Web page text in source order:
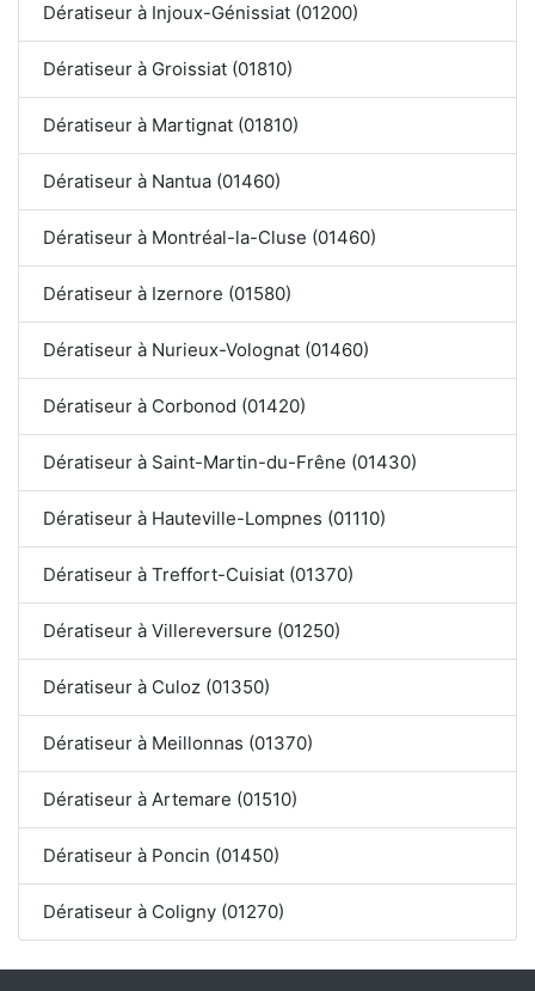
Dératiseur à Injoux-Génissiat (01200)
Dératiseur à Groissiat (01810)
Dératiseur à Martignat (01810)
Dératiseur à Nantua (01460)
Dératiseur à Montréal-la-Cluse (01460)
Dératiseur à Izernore (01580)
Dératiseur à Nurieux-Volognat (01460)
Dératiseur à Corbonod (01420)
Dératiseur à Saint-Martin-du-Frêne (01430)
Dératiseur à Hauteville-Lompnes (01110)
Dératiseur à Treffort-Cuisiat (01370)
Dératiseur à Villereversure (01250)
Dératiseur à Culoz (01350)
Dératiseur à Meillonnas (01370)
Dératiseur à Artemare (01510)
Dératiseur à Poncin (01450)
Dératiseur à Coligny (01270)